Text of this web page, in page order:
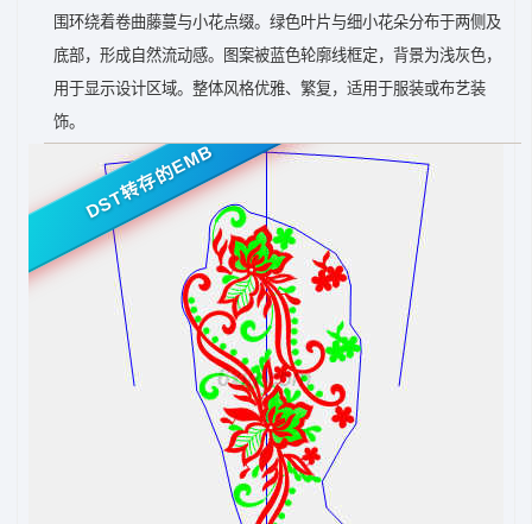
围环绕着卷曲藤蔓与小花点缀。绿色叶片与细小花朵分布于两侧及
底部，形成自然流动感。图案被蓝色轮廓线框定，背景为浅灰色，
用于显示设计区域。整体风格优雅、繁复，适用于服装或布艺装
饰。
DST转存的EMB